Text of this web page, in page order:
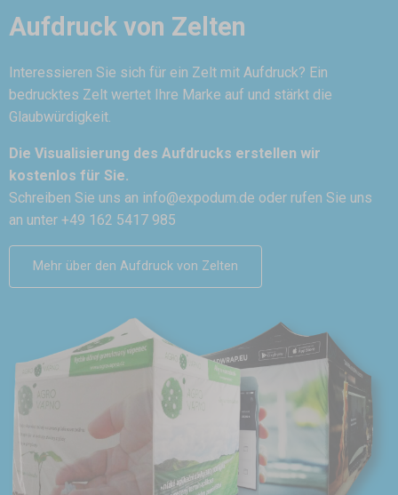
Aufdruck von Zelten
Interessieren Sie sich für ein Zelt mit Aufdruck? Ein
bedrucktes Zelt wertet Ihre Marke auf und stärkt die
Glaubwürdigkeit.
Die Visualisierung des Aufdrucks erstellen wir
kostenlos für Sie.
Schreiben Sie uns an info@expodum.de oder rufen Sie uns
an unter +49 162 5417 985
Mehr über den Aufdruck von Zelten